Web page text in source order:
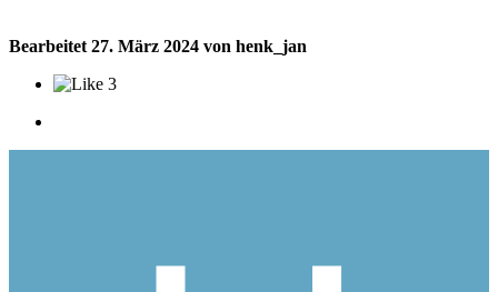
Bearbeitet 27. März 2024 von henk_jan
3